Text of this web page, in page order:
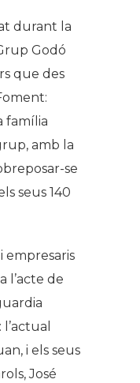
durant la
Godó
que des
família
amb la
se
seus 140
empresaris
l’acte de
i els seus
José